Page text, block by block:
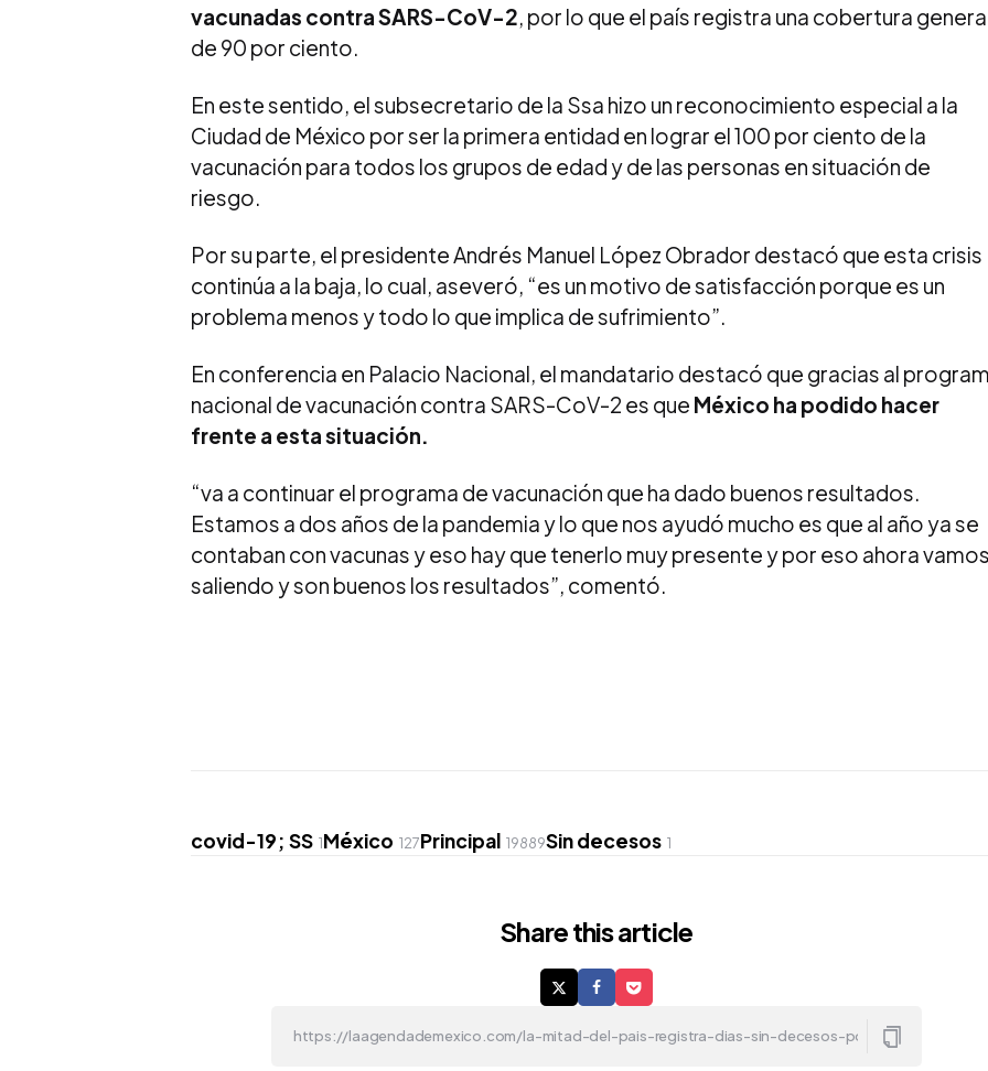
vacunadas contra SARS-CoV-2, por lo que el país registra una cobertura
de 90 por ciento.
En este sentido, el subsecretario de la Ssa hizo un reconocimiento especial a la
Ciudad de México por ser la primera entidad en lograr el 100 por ciento de la
vacunación para todos los grupos de edad y de las personas en situación de
riesgo.
Por su parte, el presidente Andrés Manuel López Obrador destacó que esta crisis
continúa a la baja, lo cual, aseveró, “es un motivo de satisfacción porque es un
problema menos y todo lo que implica de sufrimiento”.
En conferencia en Palacio Nacional, el mandatario destacó que gracias al
nacional de vacunación contra SARS-CoV-2 es que México ha podido hacer
frente a esta situación.
“va a continuar el programa de vacunación que ha dado buenos resultados.
Estamos a dos años de la pandemia y lo que nos ayudó mucho es que al año ya se
contaban con vacunas y eso hay que tenerlo muy presente y por eso ahora
saliendo y son buenos los resultados”, comentó.
covid-19; SS 1México 127Principal 19889Sin decesos 1
Sharethis article